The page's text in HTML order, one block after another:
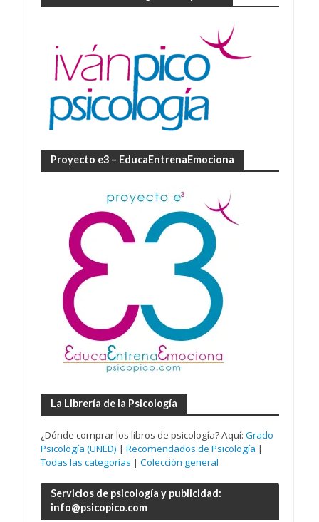
Proyecto e3 – EducaEntrenaEmociona
La Librería de la Psicología
¿Dónde comprar los libros de psicología? Aquí: Grado
Psicología (UNED) | Recomendados de Psicología |
Todas las categorías | Colección general
Servicios de psicología y publicidad:
info@psicopico.com